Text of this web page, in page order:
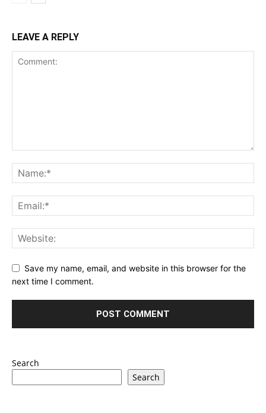
LEAVE A REPLY
Save my name, email, and website in this browser for the
next time I comment.
Search
Search